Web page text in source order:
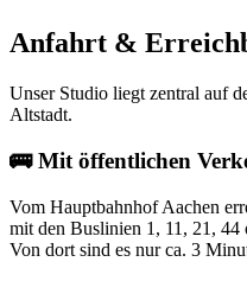
Anfahrt &
Unser Studio liegt zentral auf
Altstadt.
🚌 Mit öffentlichen
Vom Hauptbahnhof Aachen
mit den Buslinien 1, 11, 21, 44
Von dort sind es nur ca. 3